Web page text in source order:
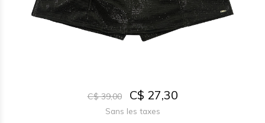
C$ 39,00 C$ 27,30
Sans les taxes